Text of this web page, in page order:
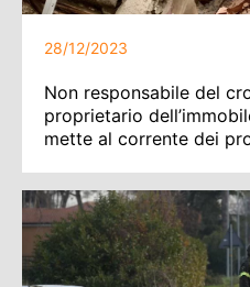
28/12/2023
Non responsabile del
proprietario
mette al corrente dei